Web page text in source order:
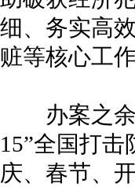
细、务实高
赃等核心工
办案之余
15”全国打
庆、春节、